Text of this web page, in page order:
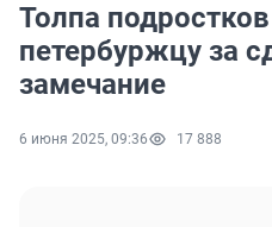
Толпа
петербуржцу за
замечание
6 июня 2025, 09:36 17 888